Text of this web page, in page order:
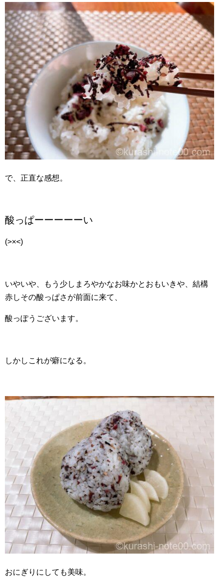
で、正直な感想。
酸っぱーーーーーい
(>×<)
いやいや、もう少しまろやかなお味かとおもいきや、結構
赤しその酸っぱさが前面に来て、
酸っぽうございます。
しかしこれが癖になる。
おにぎりにしても美味。